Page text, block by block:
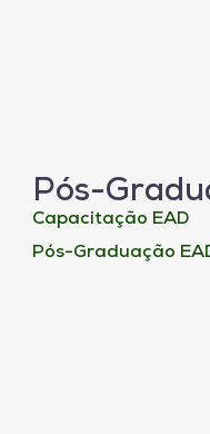
Pós-
Capacitação EAD
Pós-Graduação